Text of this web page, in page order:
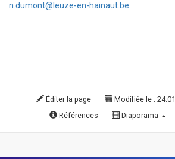
n.dumont@leuze-en-hainaut.be
Éditer la page
Modifiée le :
Références
Diaporama